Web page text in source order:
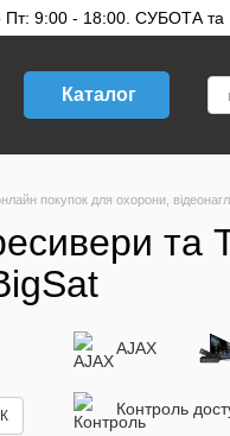
9:00 - 18:00. СУБОТА та
Каталог
покупок для охорони,
та
AJAX
Контроль